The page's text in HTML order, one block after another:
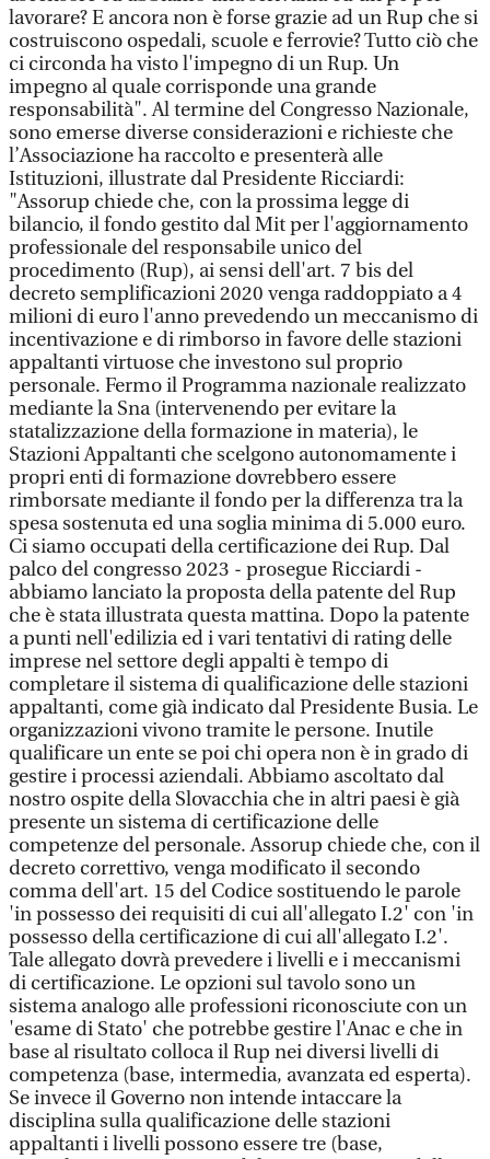
lavorare? E ancora non è forse grazie ad un Rup che si
costruiscono ospedali, scuole e ferrovie? Tutto ciò che
ci circonda ha visto l'impegno di un Rup. Un
impegno al quale corrisponde una grande
responsabilità". Al termine del Congresso Nazionale,
sono emerse diverse considerazioni e richieste che
l’Associazione ha raccolto e presenterà alle
Istituzioni, illustrate dal Presidente Ricciardi:
"Assorup chiede che, con la prossima legge di
bilancio, il fondo gestito dal Mit per l'aggiornamento
professionale del responsabile unico del
procedimento (Rup), ai sensi dell'art. 7 bis del
decreto semplificazioni 2020 venga raddoppiato a 4
milioni di euro l'anno prevedendo un meccanismo di
incentivazione e di rimborso in favore delle stazioni
appaltanti virtuose che investono sul proprio
personale. Fermo il Programma nazionale realizzato
mediante la Sna (intervenendo per evitare la
statalizzazione della formazione in materia), le
Stazioni Appaltanti che scelgono autonomamente i
propri enti di formazione dovrebbero essere
rimborsate mediante il fondo per la differenza tra la
spesa sostenuta ed una soglia minima di 5.000 euro.
Ci siamo occupati della certificazione dei Rup. Dal
palco del congresso 2023 - prosegue Ricciardi -
abbiamo lanciato la proposta della patente del Rup
che è stata illustrata questa mattina. Dopo la patente
a punti nell'edilizia ed i vari tentativi di rating delle
imprese nel settore degli appalti è tempo di
completare il sistema di qualificazione delle stazioni
appaltanti, come già indicato dal Presidente Busia. Le
organizzazioni vivono tramite le persone. Inutile
qualificare un ente se poi chi opera non è in grado di
gestire i processi aziendali. Abbiamo ascoltato dal
nostro ospite della Slovacchia che in altri paesi è già
presente un sistema di certificazione delle
competenze del personale. Assorup chiede che, con il
decreto correttivo, venga modificato il secondo
comma dell'art. 15 del Codice sostituendo le parole
'in possesso dei requisiti di cui all'allegato I.2' con 'in
possesso della certificazione di cui all'allegato I.2'.
Tale allegato dovrà prevedere i livelli e i meccanismi
di certificazione. Le opzioni sul tavolo sono un
sistema analogo alle professioni riconosciute con un
'esame di Stato' che potrebbe gestire l'Anac e che in
base al risultato colloca il Rup nei diversi livelli di
competenza (base, intermedia, avanzata ed esperta).
Se invece il Governo non intende intaccare la
disciplina sulla qualificazione delle stazioni
appaltanti i livelli possono essere tre (base,